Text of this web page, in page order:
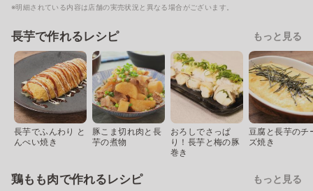
※明細されている内容は店舗の実売状況と異なる場合がございます。
長芋で作れるレシピ もっと見る
長芋でふんわり と
んぺい焼き
豚こま切れ肉と長
芋の煮物
おろしでさっぱ
り！長芋と梅の豚
巻き
豆腐と長芋のチ
ズ焼き
鶏もも肉で作れるレシピ もっと見る